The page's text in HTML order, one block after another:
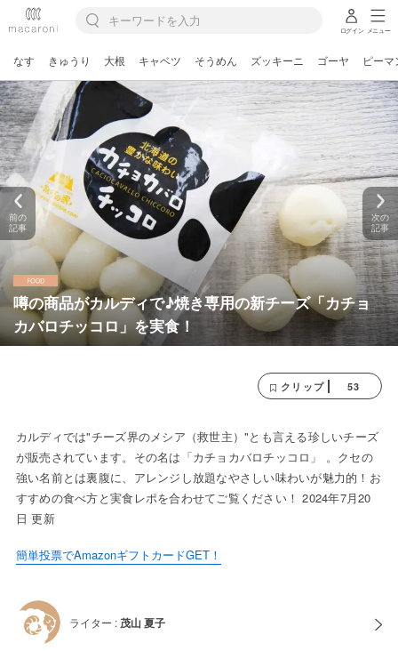
ログイン メニュー
なす きゅうり 大根 キャベツ そうめん ズッキーニ ゴーヤ ピーマ
噂の商品がカルディで♪焼き専用の新チーズ「カチョ
カバロチッコロ」を実食！
前の
記事
次の
記事
クリップ 53
カルディでは"チーズ界のメシア（救世主）"とも言える珍しいチーズ
が販売されています。その名は「カチョカバロチッコロ」 。クセの
強い名前とは裏腹に、アレンジし放題なやさしい味わいが魅力的！お
すすめの食べ方と実食レポを合わせてご覧ください！ 2024年7月20
日 更新
簡単投票でAmazonギフトカードGET！
ライター : 茂山 夏子